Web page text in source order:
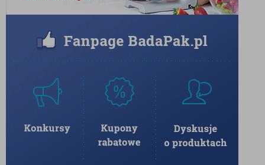
Przechowywać w suchym i chłodnym miejscu, z dala
od bezpośredniego działania słońca. Chronić przed
wilgocią, aby zachować idealną chrupkość migdałów i
aksamitność czekolady.
PODSUMOWANIE
Migdały w ciemnej czekoladzie
to ponadczasowa
przekąska o wyjątkowym charakterze. Doskonała